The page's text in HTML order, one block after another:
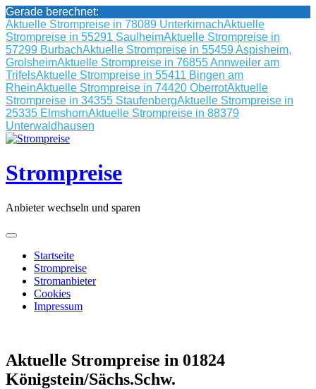
Gerade berechnet:
Aktuelle Strompreise in 78089 UnterkirnachAktuelle
Strompreise in 55291 SaulheimAktuelle Strompreise in
57299 BurbachAktuelle Strompreise in 55459 Aspisheim,
GrolsheimAktuelle Strompreise in 76855 Annweiler am
TrifelsAktuelle Strompreise in 55411 Bingen am
RheinAktuelle Strompreise in 74420 OberrotAktuelle
Strompreise in 34355 StaufenbergAktuelle Strompreise in
25335 ElmshornAktuelle Strompreise in 88379
Unterwaldhausen
Skip
content
Strompreise
Anbieter wechseln und sparen
Startseite
Strompreise
Stromanbieter
Cookies
Impressum
Aktuelle Strompreise in 01824
Königstein/Sächs.Schw.